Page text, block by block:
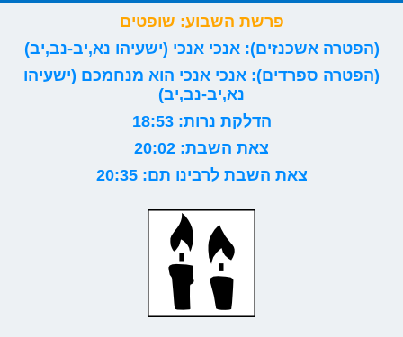
פרשת השבוע: שופטים
(הפטרה אשכנזים): אנכי אנכי (ישעיהו נא,יב-נב,יב)
(הפטרה ספרדים): אנכי אנכי הוא מנחמכם (ישעיהו
נא,יב-נב,יב)
הדלקת נרות: 18:53
צאת השבת: 20:02
צאת השבת לרבינו תם: 20:35